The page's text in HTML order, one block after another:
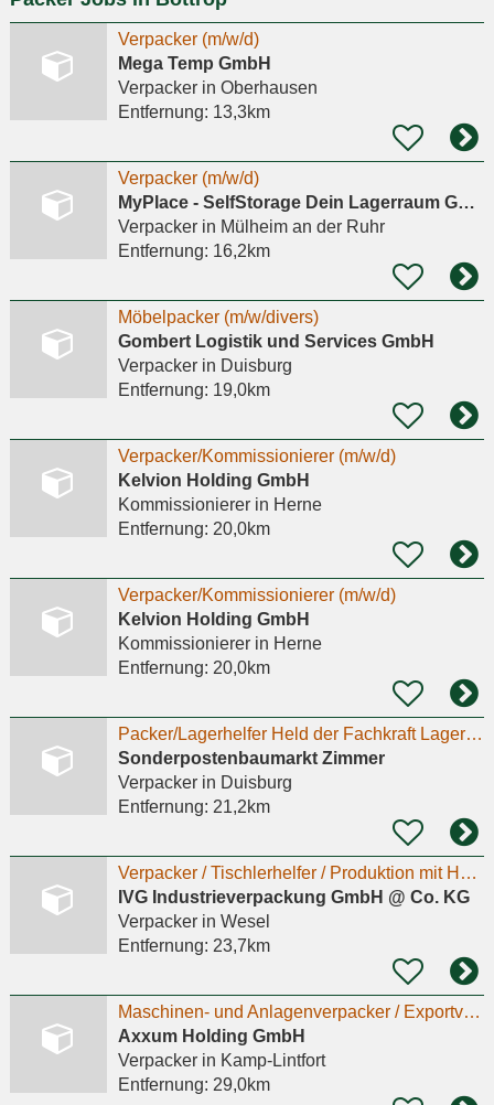
Verpacker (m/w/d)
Mega Temp GmbH
Verpackerin Oberhausen
Entfernung: 13,3km
Verpacker (m/w/d)
MyPlace - SelfStorage Dein Lagerraum GmbH
Verpackerin Mülheim an der Ruhr
Entfernung: 16,2km
Möbelpacker (m/w/divers)
Gombert Logistik und Services GmbH
Verpackerin Duisburg
Entfernung: 19,0km
Verpacker/Kommissionierer (m/w/d)
Kelvion Holding GmbH
Kommissioniererin Herne
Entfernung: 20,0km
Verpacker/Kommissionierer (m/w/d)
Kelvion Holding GmbH
Kommissioniererin Herne
Entfernung: 20,0km
Packer/Lagerhelfer Held der Fachkraft Lagerlogistik (m/w/d)
Sonderpostenbaumarkt Zimmer
Verpackerin Duisburg
Entfernung: 21,2km
Verpacker / Tischlerhelfer / Produktion mit Holz m/w/d
IVG Industrieverpackung GmbH @ Co. KG
Verpackerin Wesel
Entfernung: 23,7km
Maschinen- und Anlagenverpacker / Exportverpacker (m/w/d)
Axxum Holding GmbH
Verpackerin Kamp-Lintfort
Entfernung: 29,0km